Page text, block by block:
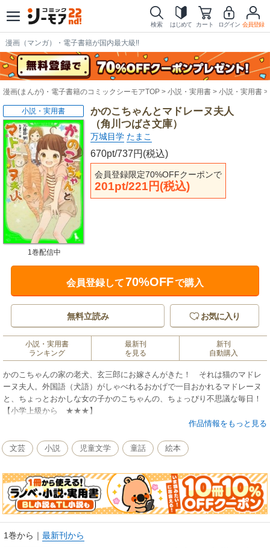
検索 はじめて カート ログイン 会員登録
漫画（マンガ）・電子書籍が国内最大級!!
漫画(まんが)・電子書籍のコミックシーモアTOP 小説・実用書 小説・実用書
かのこちゃんとマドレーヌ夫人
（角川つばさ文庫）
万城目学 たまこ
670pt/737円(税込)
会員登録限定70%OFFクーポンで
201pt/221円(税込)
小説・実用書
1巻配信中
会員登録して70%OFFで購入
無料立読み お気に入り
小説・実用書
ランキング
最新刊
を見る
新刊
自動購入
かのこちゃんの家の老犬、玄三郎にお嫁さんがきた！ それは猫のマドレ
ーヌ夫人。外国語（犬語）がしゃべれるおかげで一目おかれるマドレーヌ
と、ちょっとおかしな女の子かのこちゃんの、ちょっぴり不思議な毎日！
【小学上級から ★★★】
作品情報をもっと見る
文芸 小説 児童文学 童話 絵本
1巻から ｜ 最新刊から